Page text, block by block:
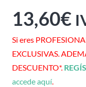
13,60€
Si eres
EXCLUSIVAS.
DESCUENTO*.
accede aquí.